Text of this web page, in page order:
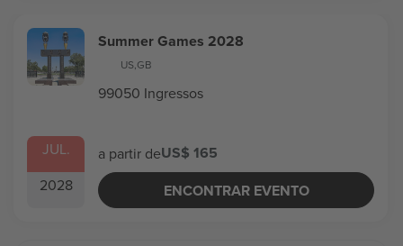
JUL.
2028
Summer Games 2028
US,GB
99050 Ingressos
a partir deUS$ 165
ENCONTRAR EVENTO